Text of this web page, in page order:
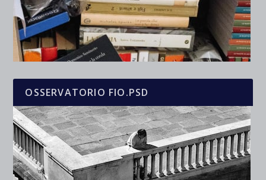
OSSERVATORIO FIO.PSD